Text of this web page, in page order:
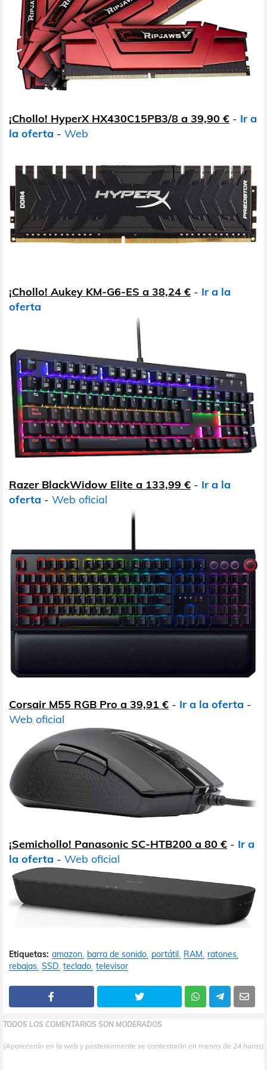
¡Chollo! HyperX HX430C15PB3/8 a 39,90 € - Ir a
la oferta - Web
¡Chollo! Aukey KM-G6-ES a 38,24 € - Ir a la
oferta
Razer BlackWidow Elite a 133,99 € - Ir a la
oferta - Web oficial
Corsair M55 RGB Pro a 39,91 € - Ir a la oferta -
Web oficial
¡Semichollo! Panasonic SC-HTB200 a 80 € - Ir a
la oferta - Web oficial
Etiquetas: amazon barra de sonido portátil RAM ratones
rebajas SSD teclado televisor
TODOS LOS COMENTARIOS SON MODERADOS
(Aparecerán en la web y posteriormente se contestarán en menos de 24 horas)